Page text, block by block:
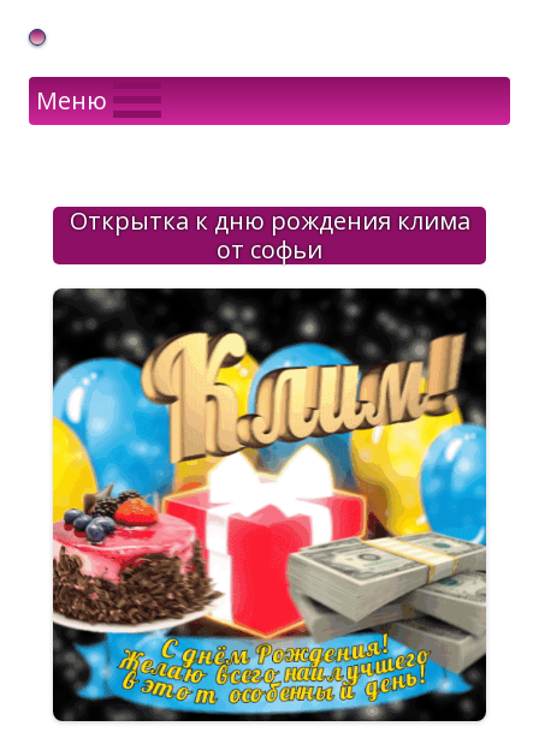
Gif Открытки в подарок
Меню
Открытка к дню рождения клима
от софьи